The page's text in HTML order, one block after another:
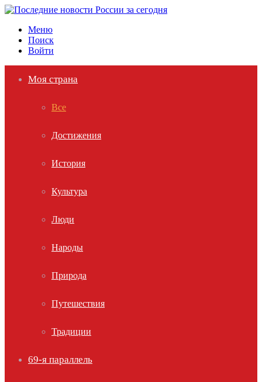
Меню
Поиск
Войти
Моя страна
Все
Достижения
История
Культура
Люди
Народы
Природа
Путешествия
Традиции
69-я параллель